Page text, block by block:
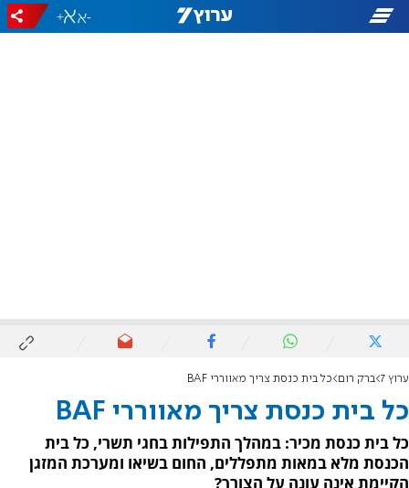
-
+
ערוץ 7 ברק רום כל בית כנסת צריך מאווררי BAF
כל בית כנסת צריך מאווררי BAF
כל בית כנסת מכיר: במהלך התפילות בחגי תשרי, כל בית
הכנסת מלא במאות מתפללים, החום בשיאו ומערכת המזגן
הקיימת אינה עונה על הצורך?